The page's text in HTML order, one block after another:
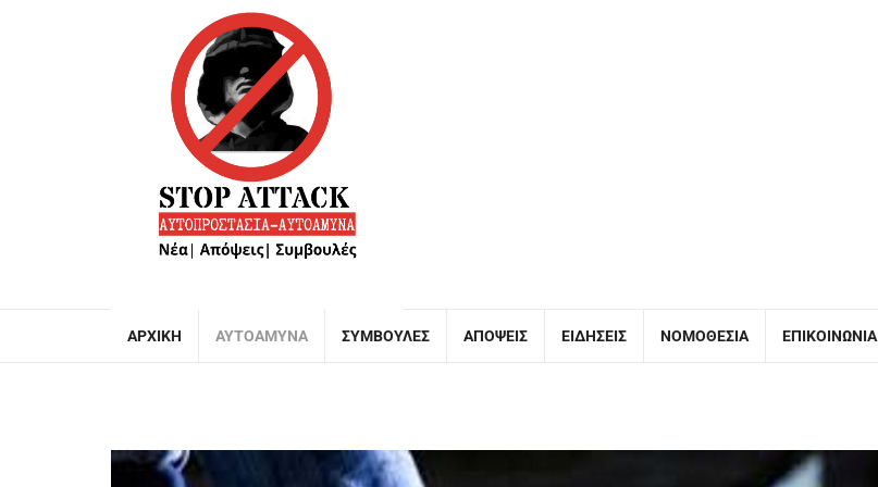
ΑΡΧΙΚΉ ΑΥΤΟΆΜΥΝΑ ΣΥΜΒΟΥΛΈΣ ΑΠΌΨΕΙΣ ΕΙΔΉΣΕΙΣ ΝΟΜΟΘΕΣΊΑ ΕΠΙΚΟΙΝΩΝΊΑ